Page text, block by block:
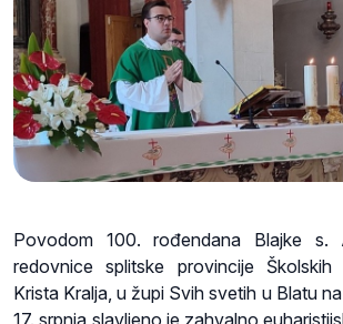
Povodom 100. rođendana Blajke s.
redovnice splitske provincije Školskih
Krista Kralja, u župi Svih svetih u Blatu